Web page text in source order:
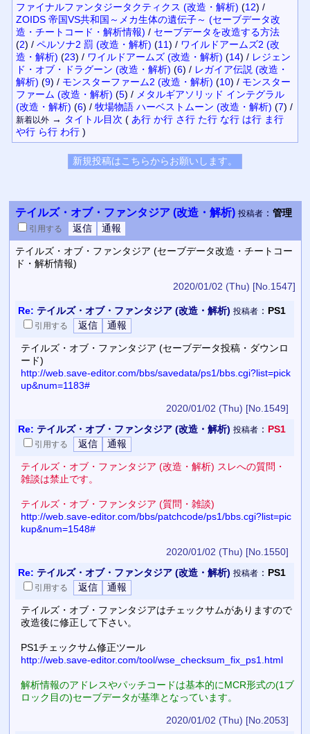
ファイナルファンタジータクティクス (改造・解析) (12) /
ZOIDS 帝国VS共和国～メカ生体の遺伝子～ (セーブデータ改
造・チートコード・解析情報) / セーブデータを改造する方法
(2) / ペルソナ2 罰 (改造・解析) (11) / ワイルドアームズ2 (改
造・解析) (23) / ワイルドアームズ (改造・解析) (14) / レジェン
ド・オブ・ドラグーン (改造・解析) (6) / レガイア伝説 (改造・
解析) (9) / モンスターファーム2 (改造・解析) (10) / モンスター
ファーム (改造・解析) (5) / メタルギアソリッド インテグラル
(改造・解析) (6) / 牧場物語 ハーベストムーン (改造・解析) (7) /
新着以外 → タイトル目次 ( あ行 か行 さ行 た行 な行 は行 ま行
や行 ら行 わ行 )
テイルズ・オブ・ファンタジア (改造・解析) 投稿者： 管理
引用する
テイルズ・オブ・ファンタジア (セーブデータ改造・チートコー
ド・解析情報)
2020/01/02 (Thu) [No.1547]
Re: テイルズ・オブ・ファンタジア (改造・解析) 投稿者： PS1
引用する
テイルズ・オブ・ファンタジア (セーブデータ投稿・ダウンロ
ード)
http://web.save-editor.com/bbs/savedata/ps1/bbs.cgi?list=pick
up&num=1183#
2020/01/02 (Thu) [No.1549]
Re: テイルズ・オブ・ファンタジア (改造・解析) 投稿者： PS1
引用する
テイルズ・オブ・ファンタジア (改造・解析) スレへの質問・
雑談は禁止です。
テイルズ・オブ・ファンタジア (質問・雑談)
http://web.save-editor.com/bbs/patchcode/ps1/bbs.cgi?list=pic
kup&num=1548#
2020/01/02 (Thu) [No.1550]
Re: テイルズ・オブ・ファンタジア (改造・解析) 投稿者： PS1
引用する
テイルズ・オブ・ファンタジアはチェックサムがありますので
改造後に修正して下さい。
PS1チェックサム修正ツール
http://web.save-editor.com/tool/wse_checksum_fix_ps1.html
解析情報のアドレスやパッチコードは基本的にMCR形式の(1ブ
ロック目の)セーブデータが基準となっています。
2020/01/02 (Thu) [No.2053]